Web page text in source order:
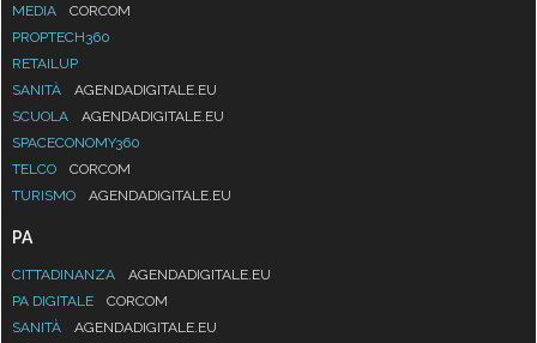
MEDIA
CORCOM
PROPTECH360
RETAILUP
SANITÀ
AGENDADIGITALE.EU
SCUOLA
AGENDADIGITALE.EU
SPACECONOMY360
TELCO
CORCOM
TURISMO
AGENDADIGITALE.EU
PA
CITTADINANZA
AGENDADIGITALE.EU
PA DIGITALE
CORCOM
SANITÀ
AGENDADIGITALE.EU